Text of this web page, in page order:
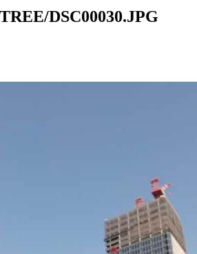
DSC00030.JPG